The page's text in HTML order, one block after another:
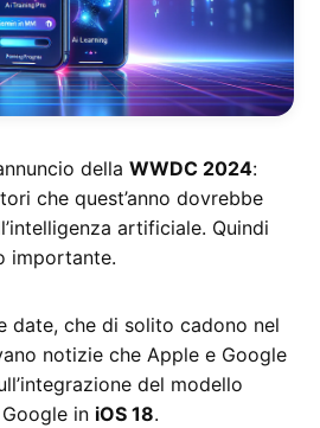
dellaWWDC 2024:
che quest’anno dovrebbe
artificiale. Quindi
importante.
date, che di solito cadono nel
notizie che Apple e Google
del modello
in iOS 18.